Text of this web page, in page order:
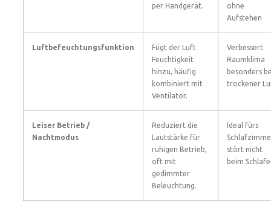
per Handgerät.
ohne
Aufstehen
Luftbefeuchtungsfunktion
Fügt der Luft
Feuchtigkeit
hinzu, häufig
kombiniert mit
Ventilator.
Verbessert
Raumklima
besonders
trockener
Leiser Betrieb /
Nachtmodus
Reduziert die
Lautstärke für
ruhigen Betrieb,
oft mit
gedimmter
Beleuchtung.
Ideal fürs
stört nicht
beim